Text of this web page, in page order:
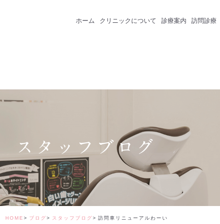
ホーム クリニックについて 診療案内
矯正治療
ホワイトニング
デンタルコーディネーター
訪問診療
スタッフブログ
HOME ブログ スタッフブログ 訪問車リニューアルわーい